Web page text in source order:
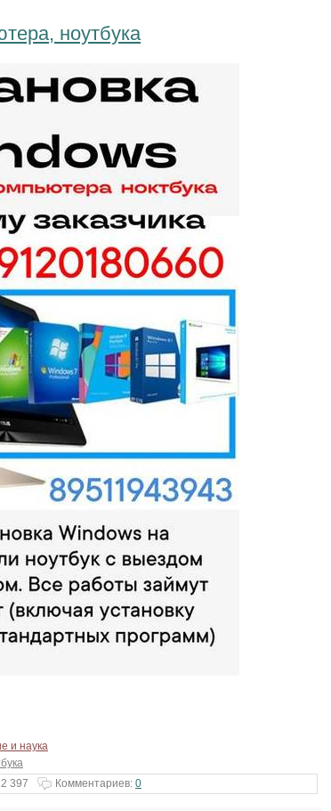
ноутбука
и наука
397
Комментариев: 0